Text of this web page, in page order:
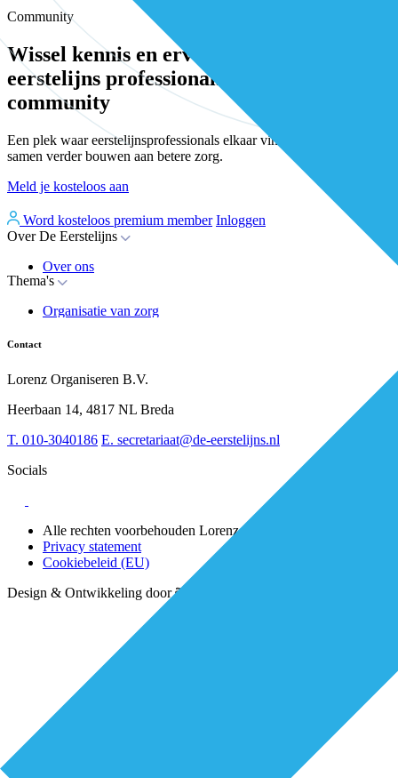
Community
Wissel kennis en ervaring uit met andere
eerstelijns professionals in onze
community
Een plek waar eerstelijnsprofessionals elkaar vinden, versterken en
samen verder bouwen aan betere zorg.
Meld je kosteloos aan
Word kosteloos premium member Inloggen
Over De Eerstelijns
Over ons
Nieuws
Whitepapers
Over BiancAI
Thema's
Organisatie van zorg
Digitalisering
Leiderschap & samenwerking
Sociaal domein
Contact
Lorenz Organiseren B.V.
Heerbaan 14, 4817 NL Breda
T. 010-3040186 E. secretariaat@de-eerstelijns.nl
Socials
Alle rechten voorbehouden Lorenz 2025
Privacy statement
Cookiebeleid (EU)
Design & Ontwikkeling door